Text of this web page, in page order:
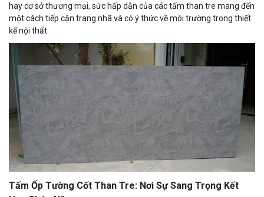
hay cơ sở thương mại, sức hấp dẫn của các tấm than tre mang đến
một cách tiếp cận trang nhã và có ý thức về môi trường trong thiết
kế nội thất.
Tấm Ốp Tường Cốt Than Tre: Nơi Sự Sang Trọng Kết